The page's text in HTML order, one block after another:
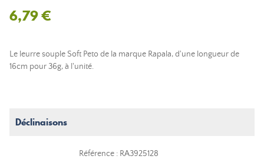
6,79 €
Le leurre souple Soft Peto de la marque Rapala, d'une longueur de
16cm pour 36g, à l'unité.
Déclinaisons
Référence : RA3925128